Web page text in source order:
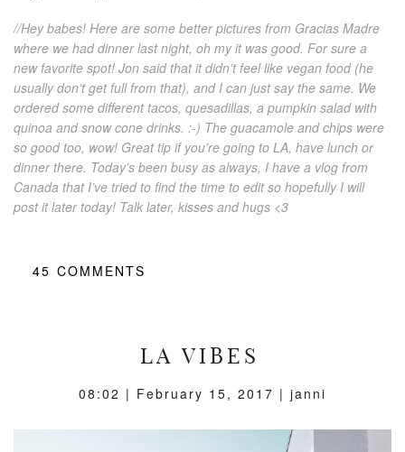
//Hey babes! Here are some better pictures from Gracias Madre
where we had dinner last night, oh my it was good. For sure a
new favorite spot! Jon said that it didn’t feel like vegan food (he
usually don’t get full from that), and I can just say the same. We
ordered some different tacos, quesadillas, a pumpkin salad with
quinoa and snow cone drinks. :-) The guacamole and chips were
so good too, wow! Great tip if you’re going to LA, have lunch or
dinner there. Today’s been busy as always, I have a vlog from
Canada that I’ve tried to find the time to edit so hopefully I will
post it later today! Talk later, kisses and hugs <3
45 COMMENTS
LA VIBES
08:02 | February 15, 2017 | janni